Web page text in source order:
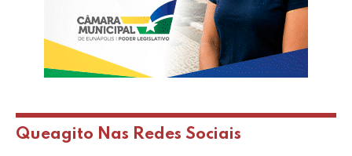
Queagito Nas Redes Sociais